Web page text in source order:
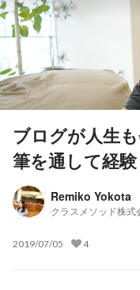
ブログが人生
筆を通して経
Remiko Yokota
クラスメソッド株式
2019/07/05 4